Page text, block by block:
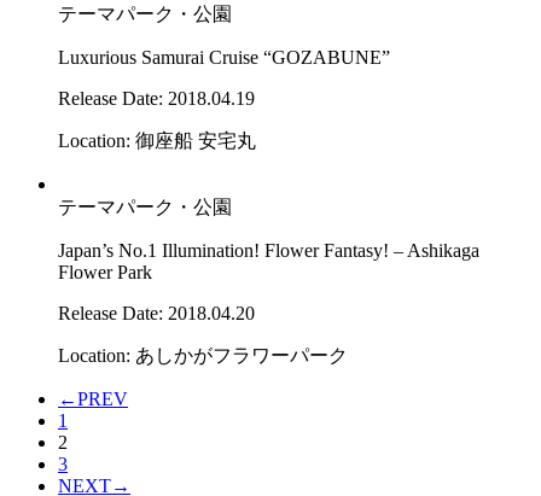
テーマパーク・公園
Luxurious Samurai Cruise “GOZABUNE”
Release Date: 2018.04.19
Location: 御座船 安宅丸
テーマパーク・公園
Japan’s No.1 Illumination! Flower Fantasy! – Ashikaga
Flower Park
Release Date: 2018.04.20
Location: あしかがフラワーパーク
←PREV
1
2
3
NEXT→